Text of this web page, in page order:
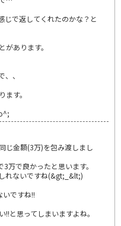
じで返してくれたのかな？と
あります。
、
す。
じ金額(3万)を包み渡しまし
万で良かったと思います。
れないですね(&gt;_&lt;)
いですね!!
と思ってしまいますよね。